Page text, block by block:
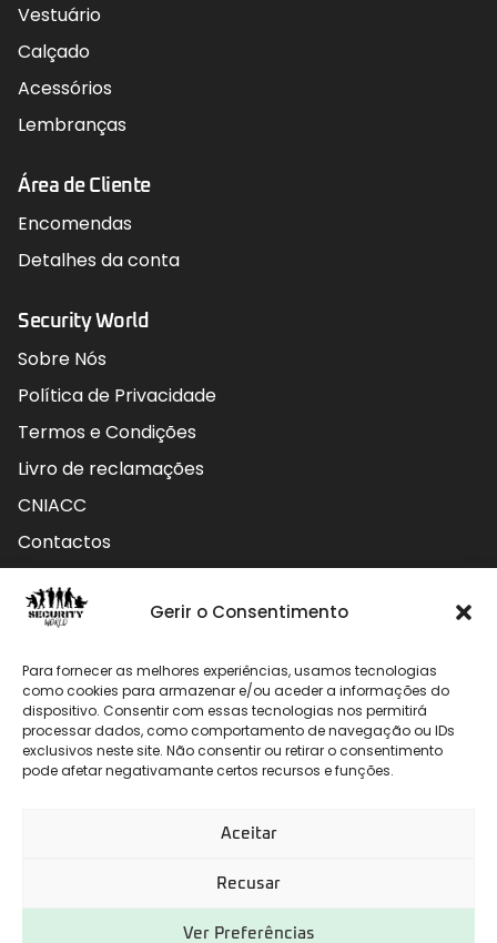
Gerir o Consentimento
Para fornecer as melhores experiências, usamos tecnologias
como cookies para armazenar e/ou aceder a informações do
dispositivo. Consentir com essas tecnologias nos permitirá
processar dados, como comportamento de navegação ou IDs
exclusivos neste site. Não consentir ou retirar o consentimento
pode afetar negativamante certos recursos e funções.
Aceitar
Recusar
Ver Preferências
Vestuário
Calçado
Acessórios
Lembranças
Área de Cliente
Encomendas
Detalhes da conta
Security World
Sobre Nós
Política de Privacidade
Termos e Condições
Livro de reclamações
CNIACC
Contactos
Contactos
912 009 740 (Chamada para rede móvel nacional)
geral@securityworld.pt